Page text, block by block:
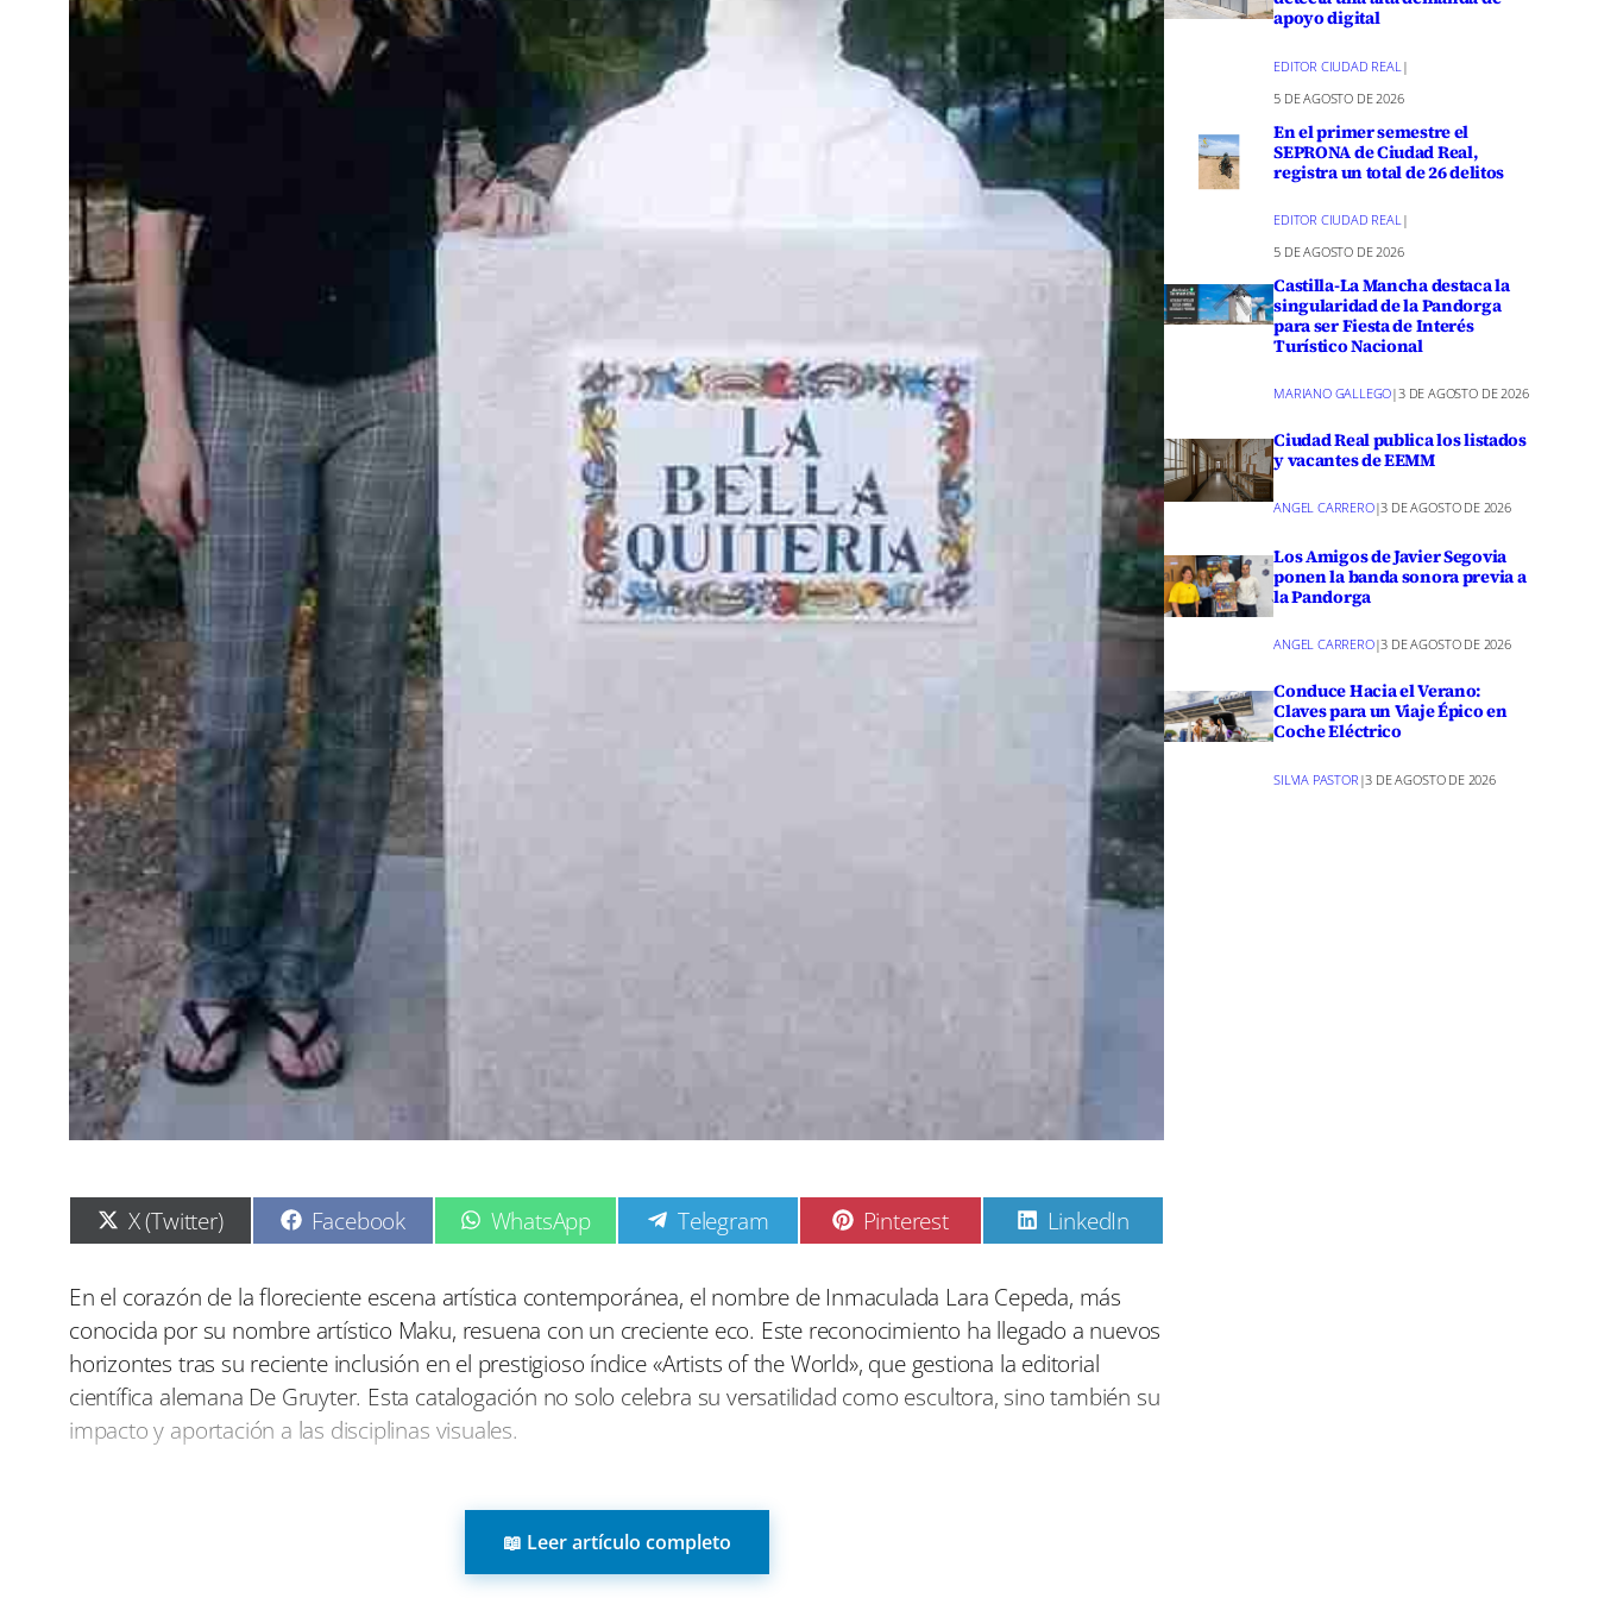
C
o
p
a
r
t
i
r
e
n
X (Twitter) C
o
p
a
r
t
i
r
e
n
Facebook C
o
p
a
r
t
i
r
e
n
WhatsApp C
o
p
a
r
t
i
r
Telegram C
o
p
a
r
i
r
Pinterest C
o
p
a
r
t
i
r
LinkedIn
En el corazón de la floreciente escena artística contemporánea, el nombre de Inmaculada Lara Cepeda, más
conocida por su nombre artístico Maku, resuena con un creciente eco. Este reconocimiento ha llegado a nuevos
horizontes tras su reciente inclusión en el prestigioso índice «Artists of the World», que gestiona la editorial
científica alemana De Gruyter. Esta catalogación no solo celebra su versatilidad como escultora, sino también su
impacto y aportación a las disciplinas visuales.
actualmente reside y trabaja, Maku ha dejado una huella imborrable a través de su obra. Su trayectoria es un
viaje entre la escultura monumental, las instalaciones sonoras y las performances, además de incursiones en
📖 Leer artículo completo
apoyo digital
EDITOR CIUDAD REAL |
5 DE AGOSTO DE 2026
En el primer semestre el
SEPRONA de Ciudad Real,
registra un total de 26 delitos
EDITOR CIUDAD REAL |
5 DE AGOSTO DE 2026
Castilla-La Mancha destaca la
singularidad de la Pandorga
para ser Fiesta de Interés
Turístico Nacional
MARIANO GALLEGO|3 DE AGOSTO DE 2026
Ciudad Real publica los listados
y vacantes de EEMM
ANGEL CARRERO|3 DE AGOSTO DE 2026
Los Amigos de Javier Segovia
ponen la banda sonora previa a
la Pandorga
ANGEL CARRERO|3 DE AGOSTO DE 2026
Conduce Hacia el Verano:
Claves para un Viaje Épico en
Coche Eléctrico
SILVIA PASTOR |3 DE AGOSTO DE 2026